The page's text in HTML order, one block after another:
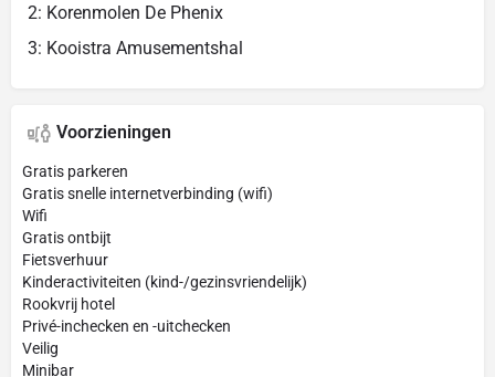
2: Korenmolen De Phenix
3: Kooistra Amusementshal
Voorzieningen
Gratis parkeren
Gratis snelle internetverbinding (wifi)
Wifi
Gratis ontbijt
Fietsverhuur
Kinderactiviteiten (kind-/gezinsvriendelijk)
Rookvrij hotel
Privé-inchecken en -uitchecken
Veilig
Minibar